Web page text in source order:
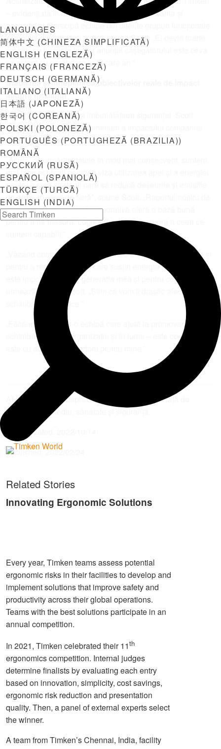
LANGUAGES
简体中文 (CHINEZA SIMPLIFICATĂ)
ENGLISH (ENGLEZĂ)
FRANÇAIS (FRANCEZĂ)
DEUTSCH (GERMANĂ)
ITALIANO (ITALIANĂ)
日本語 (JAPONEZĂ)
한국어 (COREANĂ)
POLSKI (POLONEZĂ)
PORTUGUÊS (PORTUGHEZĂ (BRAZILIA))
ROMÂNĂ
РУССКИЙ (RUSĂ)
ESPAÑOL (SPANIOLĂ)
TÜRKÇE (TURCĂ)
ENGLISH (INDIA)
– evidențiată în bara laterală – și mai interesantă și
accesibilă. „Participă echipe din diferite grupuri funcționale
și regiuni din întreaga lume”, spune Scott. „Ei devin foarte
creativi cu lucrările lor, iar anunțul câștigătorului este ceva
ce aștept cu nerăbdare în fiecare an.”
Stabilirea și îndeplinirea obiectivelor reale de impact
asupra mediului
Pe lângă asigurarea și îmbunătățirea siguranței, Scott
sprijină și reducerea la minimum a impactului companiei
asupra mediului.
„Acum, că urmărim datele în mod mai consecvent, suntem
mai bine echipați pentru a viza utilizarea apei și a energiei
pentru a crea strategii care să reducă deșeurile și emisiile
de gaze cu efect de seră”, spune Scott. „Raportul nostru
responsabilitate socială corporativă
pentru a ne măsura. Lucrează o lumină asupra a ceea ce
„Văzând companiile lucrând pentru a-și reduce amprenta și
pentru a realiza produse care susțin energia regenerabilă
este important pentru generația mea și pentru cei care
urmează”, spune Scott. „Știm că vom fi drastic afectați de
schimbările climatice.”
„Făcând parte dintr-o echipă care ajută la promovarea unei
schimbări reale în organizație și în lume – este ceva care
este cu adevărat important pentru mine.”
Aflați mai multe
despre angajamentul Timken față de
practicile de mediu, sănătate și siguranță.
Last Updated:
Published:2022/02/24
Related Stories
Innovating Ergonomic Solutions
Every year, Timken teams assess potential
ergonomic risks in their facilities to develop and
implement solutions that improve safety and
productivity across their global operations.
Teams with the best solutions participate in an
annual competition.
In 2021, Timken celebrated their 11th
ergonomics competition. Internal judges
determine finalists by evaluating each entry
based on innovation, simplicity, cost savings,
ergonomic risk reduction and presentation
quality. Then, a panel of external experts select
the winner.
A team from Timken’s Chennai, India, facility